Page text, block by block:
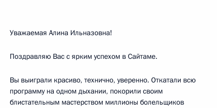
Уважаемая Алина Ильназовна!
Поздравляю Вас с ярким успехом в Сайтаме.
Вы выиграли красиво, технично, уверенно. Откатали всю
программу на одном дыхании, покорили своим
блистательным мастерством миллионы болельщиков